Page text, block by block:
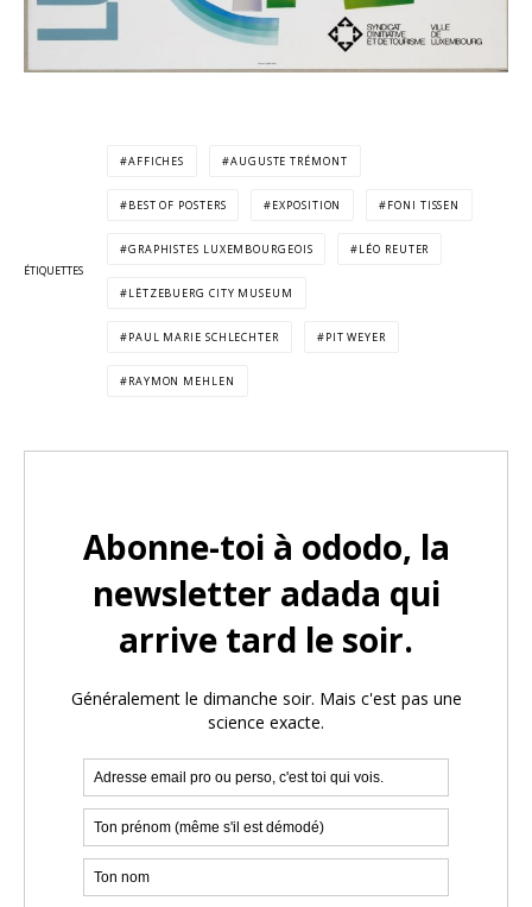
ÉTIQUETTES
AFFICHES AUGUSTE TRÉMONT
BEST OF POSTERS EXPOSITION FONI TISSEN
GRAPHISTES LUXEMBOURGEOIS LÉO REUTER
LËTZEBUERG CITY MUSEUM
PAUL MARIE SCHLECHTER PIT WEYER
RAYMON MEHLEN